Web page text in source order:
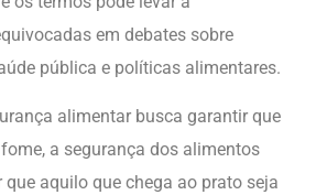
em debates sobre
pública e políticas alimentares.
alimentar busca garantir que
a segurança dos alimentos
aquilo que chega ao prato seja